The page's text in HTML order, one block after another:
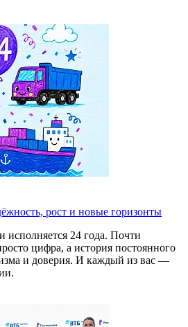
рост и новые горизонты
24 года. Почти
цифра, а история постоянного
и доверия. И каждый из вас —